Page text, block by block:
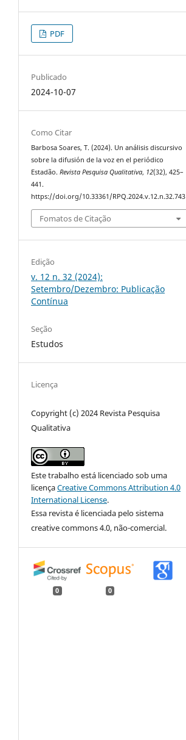
PDF
Publicado
2024-10-07
Como Citar
Barbosa Soares, T. (2024). Un análisis discursivo
sobre la difusión de la voz en el periódico
Estadão.Revista Pesquisa Qualitativa, 12(32), 425–
441.
https://doi.org/10.33361/RPQ.2024.v.12.n.32.743
Fomatos de Citação
Edição
v. 12 n. 32 (2024):
Setembro/Dezembro: Publicação
Contínua
Seção
Estudos
Licença
Copyright (c) 2024 Revista Pesquisa
Qualitativa
Este trabalho está licenciado sob uma
licençaCreative Commons Attribution 4.0
International License.
Essa revista é licenciada pelo sistema
creative commons 4.0, não-comercial.
0 0